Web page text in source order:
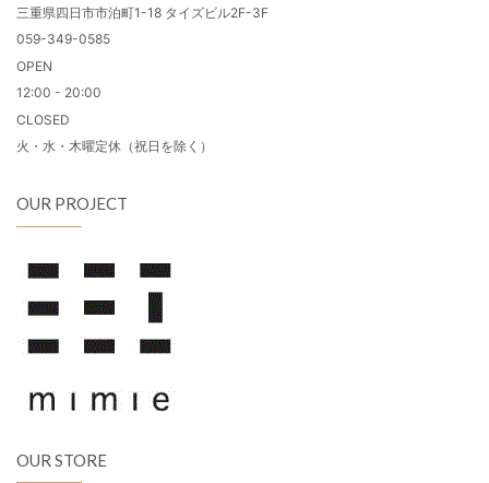
三重県四日市市泊町1-18 タイズビル2F-3F
059-349-0585
OPEN
12:00 - 20:00
CLOSED
火・水・木曜定休（祝日を除く）
OUR PROJECT
OUR STORE